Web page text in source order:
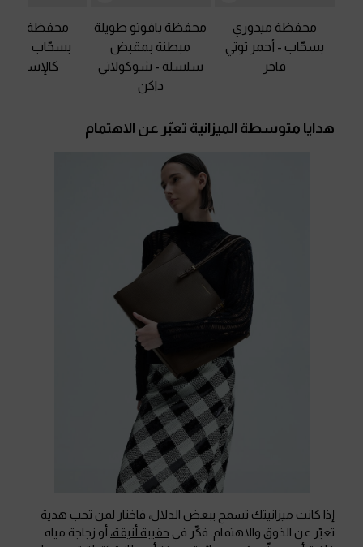
محفظة ميدوري
بسحّاب - أحمر توتي
فاخر
محفظة بافوتو طويلة
مبطنة بمقبض
سلسلة - شوكولاتي
داكن
محفظة
بسحّاب
هدايا متوسطة الميزانية تعبّر عن الاهتمام
إذا كانت ميزانيتك تسمح ببعض الدلال، فاختار لمن تحب هدية
تعبّر عن الذوق والاهتمام. فكّر في حقيبة أنيقة، أو زجاجة مياه